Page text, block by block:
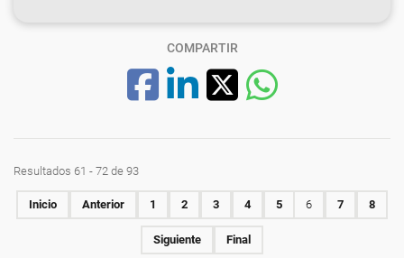
COMPARTIR
Resultados 61 - 72 de 93
Inicio Anterior 1 2 3 4 5 6 7 8
Siguiente Final